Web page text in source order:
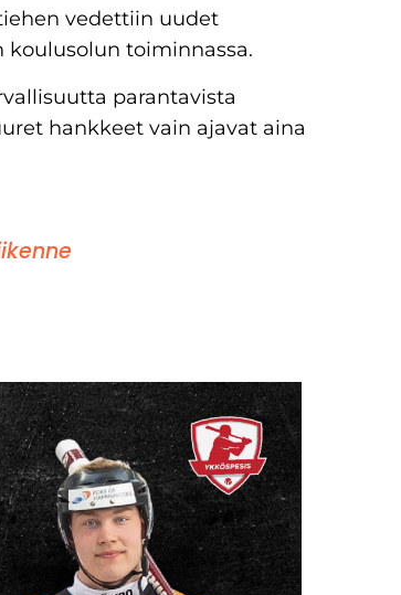
vedettiin uudet
koulusolun toiminnassa.
parantavista
hankkeet vain ajavat aina